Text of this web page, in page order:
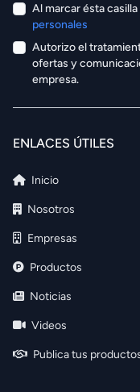
Al marcar ésta
personales
Autorizo el
ofertas y
empresa.
ENLACES ÚTILES
Inicio
Nosotros
Empresas
Productos
Noticias
Videos
Publica tus